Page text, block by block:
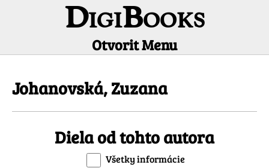
DigiBooks
Otvorit Menu
Johanovská, Zuzana
Diela od tohto autora
Všetky informácie